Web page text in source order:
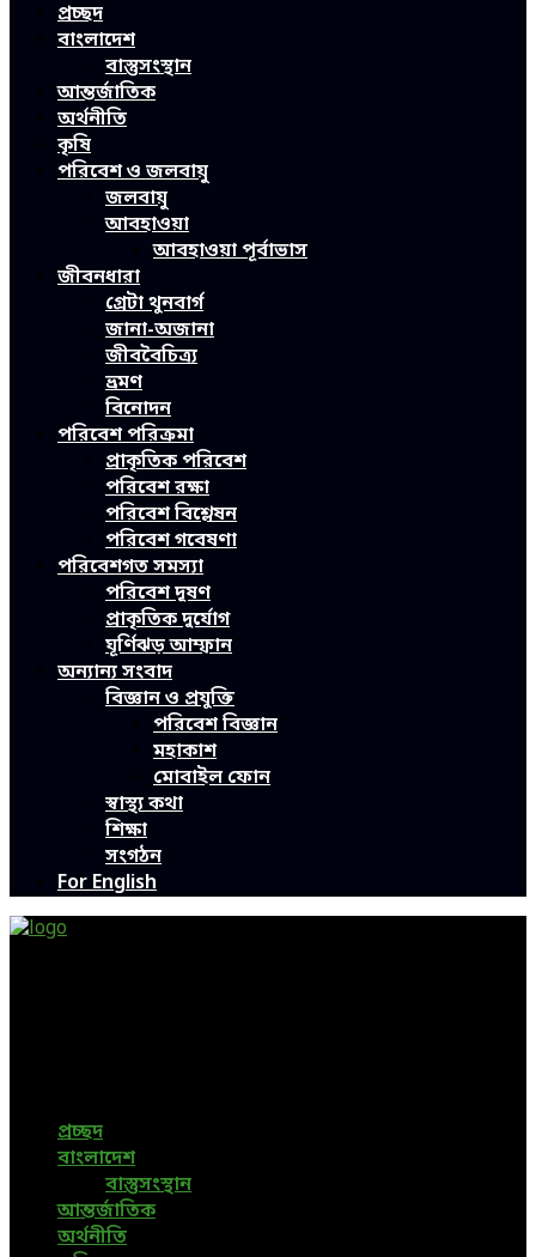
প্রচ্ছদ
বাংলাদেশ
বাস্তুসংস্থান
আন্তর্জাতিক
অর্থনীতি
কৃষি
পরিবেশ ও জলবায়ু
জলবায়ু
আবহাওয়া
আবহাওয়া পূর্বাভাস
জীবনধারা
গ্রেটা থুনবার্গ
জানা-অজানা
জীববৈচিত্র্য
ভ্রমণ
বিনোদন
পরিবেশ পরিক্রমা
প্রাকৃতিক পরিবেশ
পরিবেশ রক্ষা
পরিবেশ বিশ্লেষন
পরিবেশ গবেষণা
পরিবেশগত সমস্যা
পরিবেশ দূষণ
প্রাকৃতিক দুর্যোগ
ঘূর্ণিঝড় আম্ফান
অন্যান্য সংবাদ
বিজ্ঞান ও প্রযুক্তি
পরিবেশ বিজ্ঞান
মহাকাশ
মোবাইল ফোন
স্বাস্থ্য কথা
শিক্ষা
সংগঠন
For English
প্রচ্ছদ
বাংলাদেশ
বাস্তুসংস্থান
আন্তর্জাতিক
অর্থনীতি